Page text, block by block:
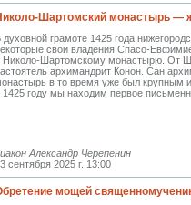
Шартомский монастырь —
духовной грамоте 1425 года
свои владения Спасо-
Николо-Шартомскому монастырю. От
архимандрит Конон. Сан
в то время уже был крупным
1425 году мы находим первое
Александр Черепенин
сентября 2025 г. 13:00
мощей